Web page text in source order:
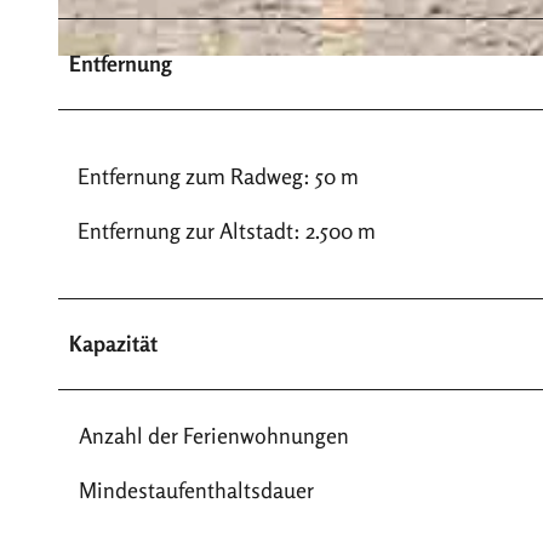
© Franz Drüke
Entfernung
Entfernung zum Radweg: 50 m
Entfernung zur Altstadt: 2.500 m
Kapazität
Anzahl der Ferienwohnungen
Mindestaufenthaltsdauer